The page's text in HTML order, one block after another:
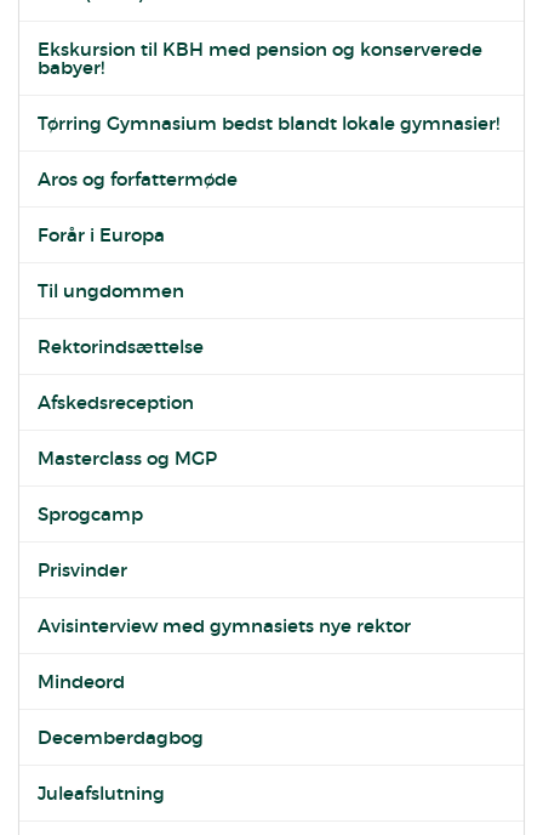
Ekskursion til KBH med pension og konserverede
babyer!
Tørring Gymnasium bedst blandt lokale gymnasier!
Aros og forfattermøde
Forår i Europa
Til ungdommen
Rektorindsættelse
Afskedsreception
Masterclass og MGP
Sprogcamp
Prisvinder
Avisinterview med gymnasiets nye rektor
Mindeord
Decemberdagbog
Juleafslutning